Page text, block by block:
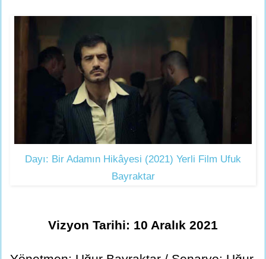
Dayı: Bir Adamın Hikâyesi (2021) Yerli Film Ufuk
Bayraktar
Vizyon Tarihi: 10 Aralık 2021